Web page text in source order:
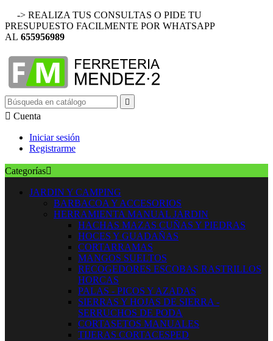
-> REALIZA TUS CONSULTAS O PIDE TU
PRESUPUESTO FACILMENTE POR WHATSAPP
AL 655956989

 Cuenta
Iniciar sesión
Registrarme
Categorías
JARDIN Y CAMPING
BARBACOA Y ACCESORIOS
HERRAMIENTA MANUAL JARDIN
HACHAS MAZAS CUÑAS Y PIEDRAS
HOCES Y GUADAÑAS
CORTARRAMAS
MANGOS SUELTOS
RECOGEDORES ESCOBAS RASTRILLOS
HORCAS
PALAS - PICOS Y AZADAS
SIERRAS Y HOJAS DE SIERRA -
SERRUCHOS DE PODA
CORTASETOS MANUALES
TIJERAS CORTACESPED